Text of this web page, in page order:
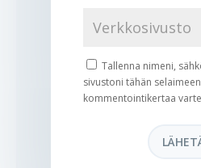
Tallenna nimeni,
sivustoni tähän
kommentointikertaa